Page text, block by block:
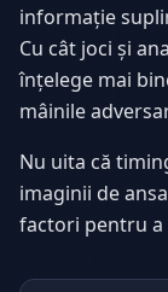
informație
Cu cât joci și
înțelege mai
mâinile
Nu uita că
imaginii de
factori pentru a